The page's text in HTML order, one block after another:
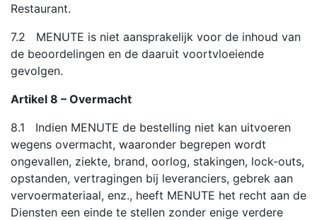
Restaurant.
7.2 MENUTE is niet aansprakelijk voor de inhoud van
de beoordelingen en de daaruit voortvloeiende
gevolgen.
Artikel 8 – Overmacht
8.1 Indien MENUTE de bestelling niet kan uitvoeren
wegens overmacht, waaronder begrepen wordt
ongevallen, ziekte, brand, oorlog, stakingen, lock-outs,
opstanden, vertragingen bij leveranciers, gebrek aan
vervoermateriaal, enz., heeft MENUTE het recht aan de
Diensten een einde te stellen zonder enige verdere